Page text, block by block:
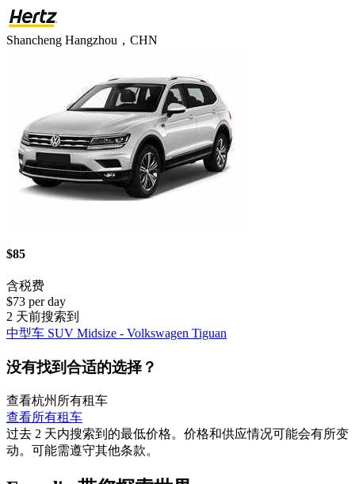
Shancheng Hangzhou，CHN
$85
含税费
$73 per day
2 天前搜索到
中型车 SUV Midsize - Volkswagen Tiguan
没有找到合适的选择？
查看杭州所有租车
查看所有租车
过去 2 天内搜索到的最低价格。价格和供应情况可能会有所变
动。可能需遵守其他条款。